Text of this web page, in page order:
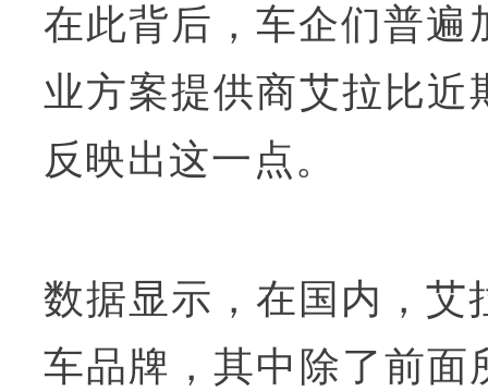
在此背后，车企们普遍
业方案提供商艾拉比
反映出这一点。
数据显示，在国内，艾
车品牌，其中除了前